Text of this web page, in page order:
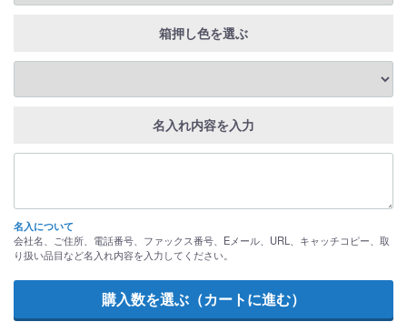
箱押し色を選ぶ
名入れ内容を入力
名入について
会社名、ご住所、電話番号、ファックス番号、Eメール、URL、キャッチコピー、取
り扱い品目など名入れ内容を入力してください。